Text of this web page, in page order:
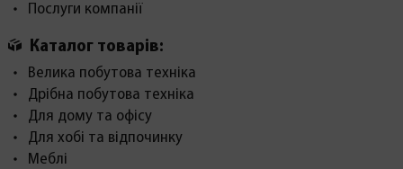
Послуги компанії
Каталог товарів:
Велика побутова техніка
Дрібна побутова техніка
Для дому та офісу
Для хобі та відпочинку
Меблі